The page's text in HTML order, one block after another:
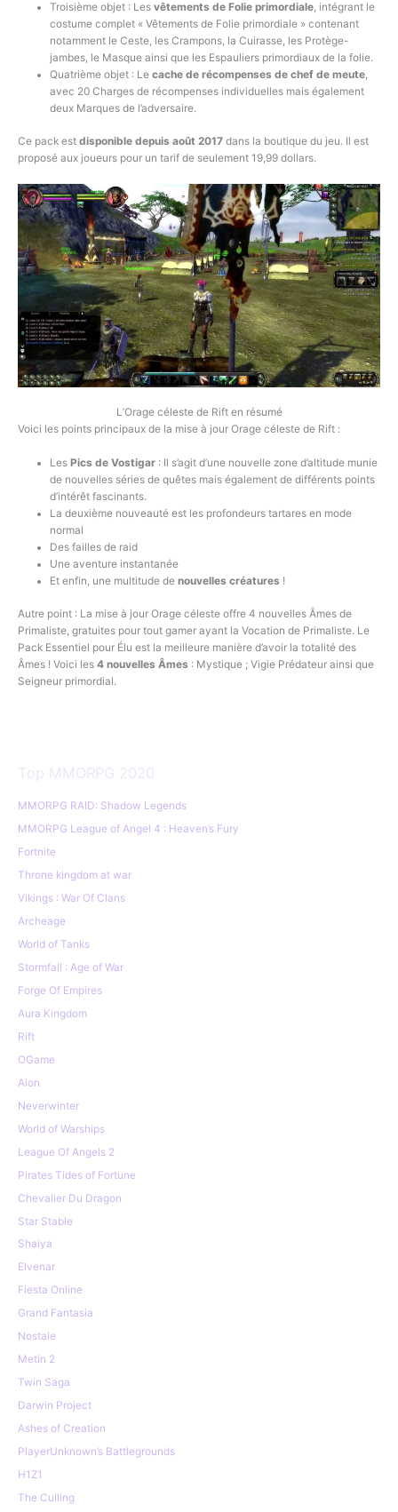
Troisième objet : Les vêtements de Folie primordiale, intégrant le
costume complet « Vêtements de Folie primordiale » contenant
notamment le Ceste, les Crampons, la Cuirasse, les Protège-
jambes, le Masque ainsi que les Espauliers primordiaux de la folie.
Quatrième objet : Le cache de récompenses de chef de meute,
avec 20 Charges de récompenses individuelles mais également
deux Marques de l’adversaire.
Ce pack est disponible depuis août 2017 dans la boutique du jeu. Il est
proposé aux joueurs pour un tarif de seulement 19,99 dollars.
L’Orage céleste de Rift en résumé
Voici les points principaux de la mise à jour Orage céleste de Rift :
Les Pics de Vostigar: Il s’agit d’une nouvelle zone d’altitude munie
de nouvelles séries de quêtes mais également de différents points
d’intérêt fascinants.
La deuxième nouveauté est les profondeurs tartares en mode
normal
Des failles de raid
Une aventure instantanée
Et enfin, une multitude denouvelles créatures !
Autre point : La mise à jour Orage céleste offre 4 nouvelles Âmes de
Primaliste, gratuites pour tout gamer ayant la Vocation de Primaliste. Le
Pack Essentiel pour Élu est la meilleure manière d’avoir la totalité des
Âmes ! Voici les 4 nouvelles Âmes : Mystique ; Vigie Prédateur ainsi que
Seigneur primordial.
Top MMORPG 2020
MMORPG RAID: Shadow Legends
MMORPG League of Angel 4 : Heaven’s Fury
Fortnite
Throne kingdom at war
Vikings : War Of Clans
Archeage
World of Tanks
Stormfall : Age of War
Forge Of Empires
Aura Kingdom
Rift
OGame
Aion
Neverwinter
World of Warships
League Of Angels 2
Pirates Tides of Fortune
Chevalier Du Dragon
Star Stable
Shaiya
Elvenar
Fiesta Online
Grand Fantasia
Nostale
Metin 2
Twin Saga
Darwin Project
Ashes of Creation
PlayerUnknown’s Battlegrounds
H1Z1
The Culling